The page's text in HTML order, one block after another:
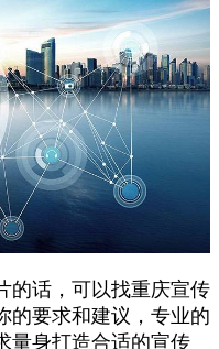
的话，可以找重庆宣传
的要求和建议，专业的
量身打造合适的宣传